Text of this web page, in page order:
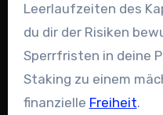
Leerlaufzeiten des
du dir der Risiken
Sperrfristen in deine
Staking zu einem
finanzielle Freiheit.